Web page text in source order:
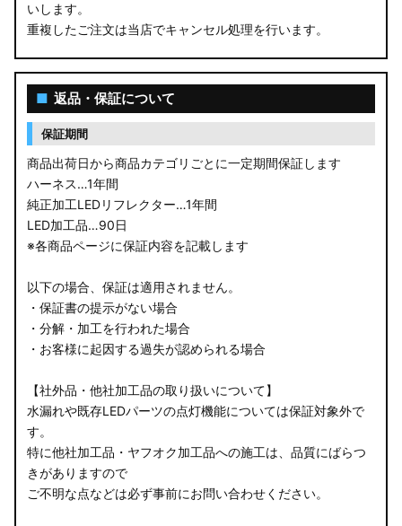
いします。
重複したご注文は当店でキャンセル処理を行います。
■ 返品・保証について
保証期間
商品出荷日から商品カテゴリごとに一定期間保証します
ハーネス…1年間
純正加工LEDリフレクター…1年間
LED加工品…90日
※各商品ページに保証内容を記載します
以下の場合、保証は適用されません。
・保証書の提示がない場合
・分解・加工を行われた場合
・お客様に起因する過失が認められる場合
【社外品・他社加工品の取り扱いについて】
水漏れや既存LEDパーツの点灯機能については保証対象外で
す。
特に他社加工品・ヤフオク加工品への施工は、品質にばらつ
きがありますので
ご不明な点などは必ず事前にお問い合わせください。